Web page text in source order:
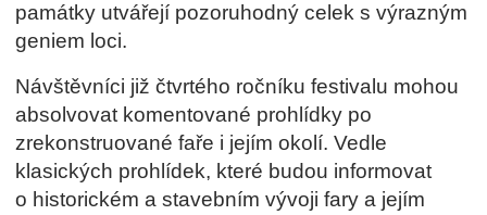
památky utvářejí pozoruhodný celek s výrazným
geniem loci.
Návštěvníci již čtvrtého ročníku festivalu mohou
absolvovat komentované prohlídky po
zrekonstruované faře i jejím okolí. Vedle
klasických prohlídek, které budou informovat
o historickém a stavebním vývoji fary a jejím